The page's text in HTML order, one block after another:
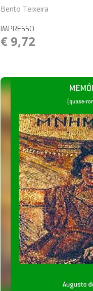
Bento Teixeira
IMPRESSO
€ 9,72